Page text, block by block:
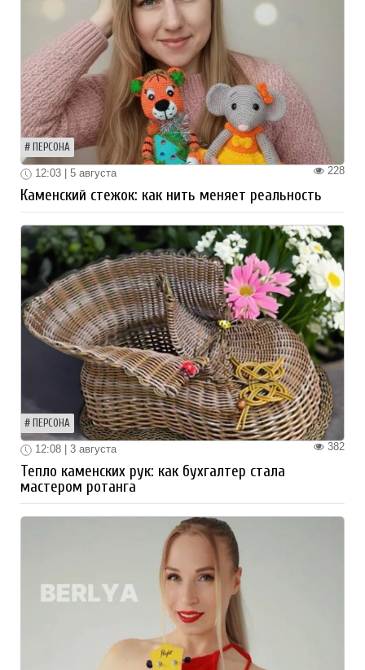
ПЕРСОНА
228
12:03 | 5 августа
Каменский стежок: как нить меняет реальность
ПЕРСОНА
382
12:08 | 3 августа
Тепло каменских рук: как бухгалтер стала
мастером ротанга